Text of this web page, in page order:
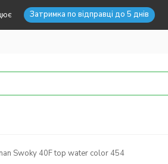
Затримка по відправці до 5 днів
Swoky 40F top water color 454